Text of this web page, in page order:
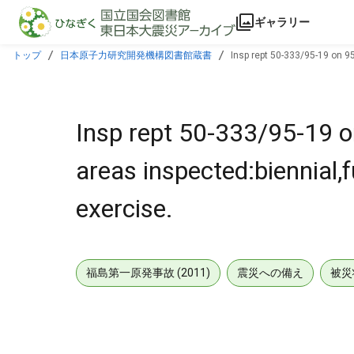
本文に飛ぶ
ギャラリー
トップ 日本原子力研究開発機構図書館蔵書 Insp rept 50-333/95-19 on
Insp rept 50-333/95-19
areas
exercise.
福島第一原発事故 (2011) 震災への備え 被災